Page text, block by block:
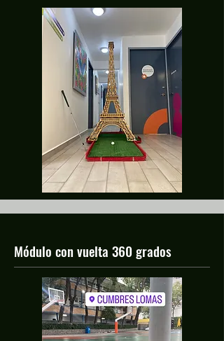
Módulo con vuelta 360 grados